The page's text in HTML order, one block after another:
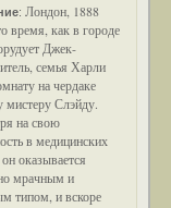
:Лондон, 1888
время, как в городе
Джек-
семья Харли
на чердаке
мистеру Слэйду.
на свою
в медицинских
оказывается
мрачным и
типом, и вскоре